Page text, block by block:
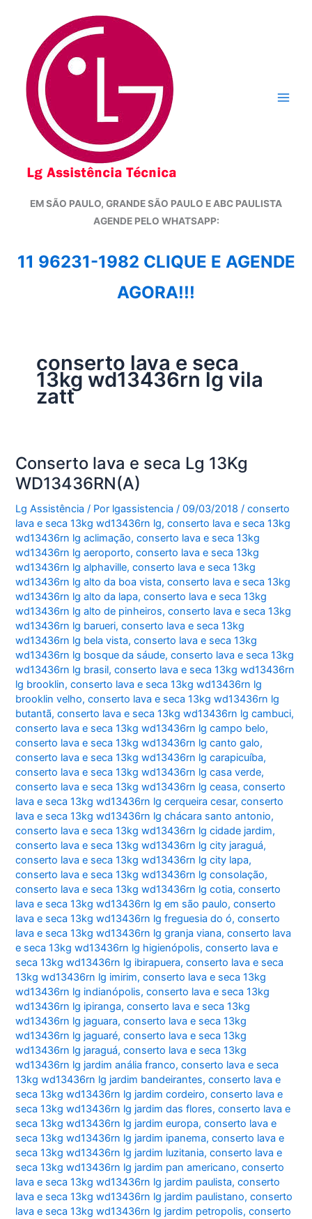
conteúdo
EM SÃO PAULO, GRANDE SÃO PAULO E ABC PAULISTA
AGENDE PELO WHATSAPP:
11 96231-1982 CLIQUE E AGENDE
AGORA!!!
conserto lava e seca
13kg wd13436rn lg vila
zatt
Conserto lava e seca Lg 13Kg
WD13436RN(A)
Lg Assistência / Por lgassistencia/09/03/2018 /conserto
lava e seca 13kg wd13436rn lg,conserto lava e seca 13kg
wd13436rn lg aclimação,conserto lava e seca 13kg
wd13436rn lg aeroporto,conserto lava e seca 13kg
wd13436rn lg alphaville,conserto lava e seca 13kg
wd13436rn lg alto da boa vista,conserto lava e seca 13kg
wd13436rn lg alto da lapa,conserto lava e seca 13kg
wd13436rn lg alto de pinheiros,conserto lava e seca 13kg
wd13436rn lg barueri,conserto lava e seca 13kg
wd13436rn lg bela vista,conserto lava e seca 13kg
wd13436rn lg bosque da sáude,conserto lava e seca 13kg
wd13436rn lg brasil,conserto lava e seca 13kg wd13436rn
lg brooklin,conserto lava e seca 13kg wd13436rn lg
brooklin velho,conserto lava e seca 13kg wd13436rn lg
butantã,conserto lava e seca 13kg wd13436rn lg cambuci,
conserto lava e seca 13kg wd13436rn lg campo belo,
conserto lava e seca 13kg wd13436rn lg canto galo,
conserto lava e seca 13kg wd13436rn lg carapicuíba,
conserto lava e seca 13kg wd13436rn lg casa verde,
conserto lava e seca 13kg wd13436rn lg ceasa,conserto
lava e seca 13kg wd13436rn lg cerqueira cesar,conserto
lava e seca 13kg wd13436rn lg chácara santo antonio,
conserto lava e seca 13kg wd13436rn lg cidade jardim,
conserto lava e seca 13kg wd13436rn lg city jaraguá,
conserto lava e seca 13kg wd13436rn lg city lapa,
conserto lava e seca 13kg wd13436rn lg consolação,
conserto lava e seca 13kg wd13436rn lg cotia,conserto
lava e seca 13kg wd13436rn lg em são paulo,conserto
lava e seca 13kg wd13436rn lg freguesia do ó,conserto
lava e seca 13kg wd13436rn lg granja viana,conserto lava
e seca 13kg wd13436rn lg higienópolis,conserto lava e
seca 13kg wd13436rn lg ibirapuera,conserto lava e seca
13kg wd13436rn lg imirim,conserto lava e seca 13kg
wd13436rn lg indianópolis,conserto lava e seca 13kg
wd13436rn lg ipiranga,conserto lava e seca 13kg
wd13436rn lg jaguara,conserto lava e seca 13kg
wd13436rn lg jaguaré,conserto lava e seca 13kg
wd13436rn lg jaraguá,conserto lava e seca 13kg
wd13436rn lg jardim anália franco,conserto lava e seca
13kg wd13436rn lg jardim bandeirantes,conserto lava e
seca 13kg wd13436rn lg jardim cordeiro,conserto lava e
seca 13kg wd13436rn lg jardim das flores,conserto lava e
seca 13kg wd13436rn lg jardim europa,conserto lava e
seca 13kg wd13436rn lg jardim ipanema,conserto lava e
seca 13kg wd13436rn lg jardim luzitania,conserto lava e
seca 13kg wd13436rn lg jardim pan americano,conserto
lava e seca 13kg wd13436rn lg jardim paulista,conserto
lava e seca 13kg wd13436rn lg jardim paulistano,conserto
lava e seca 13kg wd13436rn lg jardim petropolis,conserto